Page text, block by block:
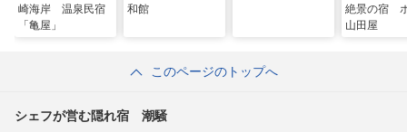
崎海岸 温泉民宿
「亀屋」
和館
絶景の宿
山田屋
このページのトップへ
シェフが営む隠れ宿 潮騒